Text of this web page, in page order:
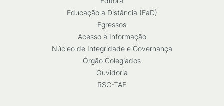
Educação a Distância (EaD)
Egressos
Acesso à Informação
Núcleo de Integridade e Governança
Órgão Colegiados
Ouvidoria
RSC-TAE